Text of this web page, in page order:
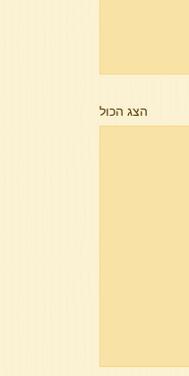
הצג הכול